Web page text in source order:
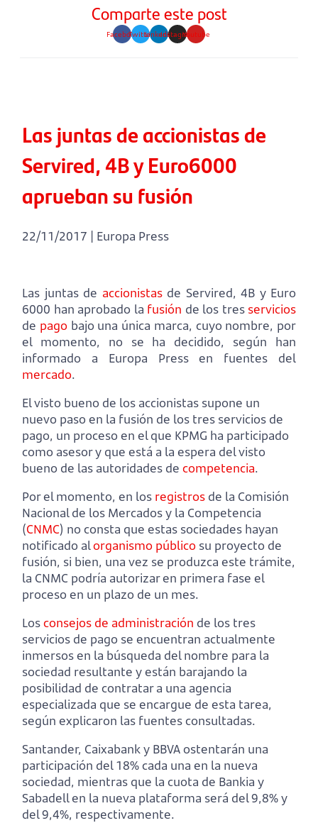
Comparte este post
FacebookTwitterLinkedinInstagramYoutube
Las juntas de accionistas de
Servired, 4B y Euro6000
aprueban su fusión
22/11/2017 | Europa Press
Las juntas de accionistasde Servired, 4B y Euro
6000 han aprobado la fusión de los tres servicios
de pagobajo una única marca, cuyo nombre, por
el momento, no se ha decidido, según han
informado a Europa Press en fuentes del
mercado.
El visto bueno de los accionistas supone un
nuevo paso en la fusión de los tres servicios de
pago, un proceso en el que KPMG ha participado
como asesor y que está a la espera del visto
bueno de las autoridades de competencia.
Por el momento, en los registros de la Comisión
Nacional de los Mercados y la Competencia
(CNMC) no consta que estas sociedades hayan
notificado alorganismo público su proyecto de
fusión, si bien, una vez se produzca este trámite,
la CNMC podría autorizar en primera fase el
proceso en un plazo de un mes.
Losconsejos de administración de los tres
servicios de pago se encuentran actualmente
inmersos en la búsqueda del nombre para la
sociedad resultante y están barajando la
posibilidad de contratar a una agencia
especializada que se encargue de esta tarea,
según explicaron las fuentes consultadas.
Santander, Caixabank y BBVA ostentarán una
participación del 18% cada una en la nueva
sociedad, mientras que la cuota de Bankia y
Sabadell en la nueva plataforma será del 9,8% y
del 9,4%, respectivamente.